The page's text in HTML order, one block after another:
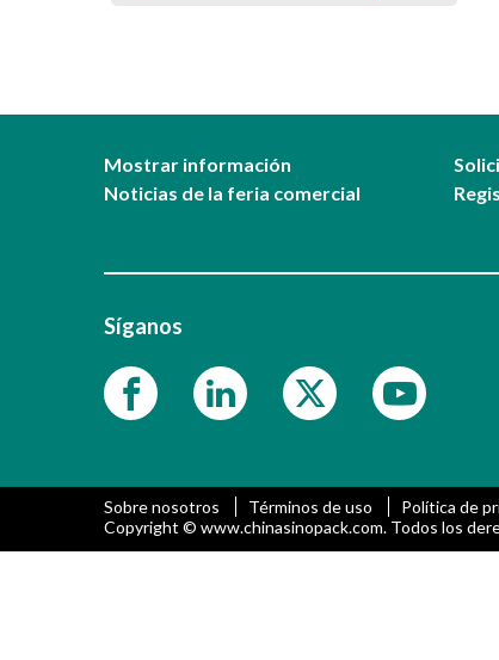
Mostrar información
Noticias de la feria comercial
Síganos
Sobre nosotros Términos de uso Política de
Copyright © www.chinasinopack.com. Todos los